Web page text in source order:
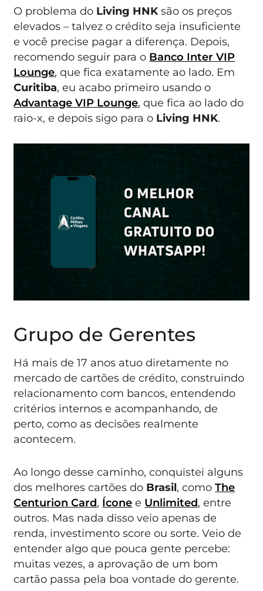
O problema do Living HNK são os preços
elevados – talvez o crédito seja insuficiente
e você precise pagar a diferença. Depois,
recomendo seguir para o Banco Inter VIP
Lounge, que fica exatamente ao lado. Em
Curitiba, eu acabo primeiro usando o
Advantage VIP Lounge, que fica ao lado do
raio-x, e depois sigo para o Living HNK.
Grupo de Gerentes
Há mais de 17 anos atuo diretamente no
mercado de cartões de crédito, construindo
relacionamento com bancos, entendendo
critérios internos e acompanhando, de
perto, como as decisões realmente
acontecem.
Ao longo desse caminho, conquistei alguns
dos melhores cartões do Brasil, comoThe
Centurion Card, Ícone e Unlimited, entre
outros. Mas nada disso veio apenas de
renda, investimento score ou sorte. Veio de
entender algo que pouca gente percebe:
muitas vezes, a aprovação de um bom
cartão passa pela boa vontade do gerente.